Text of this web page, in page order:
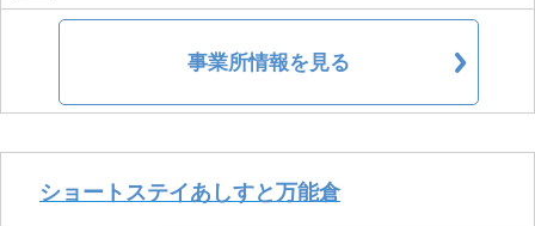
事業所情報を見る
ショートステイあしすと万能倉